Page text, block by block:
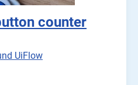
counter
UiFlow